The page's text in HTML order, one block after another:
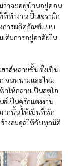
ม่ว่าจะอยู่บ้านอยู่คอน
ทำงาน ปั้นเซรามิก
การผลิตภัณฑ์แบบ
ติมการอยู่อาศัยใน
าส์หลายชั้น ซึ่งเป็น
จนหนามและไหม
ให้กลายเป็นสตูโอ
เป็นคู่รักแต่งงาน
ากนั้น ให้เป็นที่พัก
างสมดุลให้กับทุกมิติ